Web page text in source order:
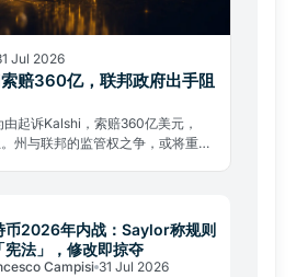
Jul 2026
赔360亿，联邦政府出手阻
起诉Kalshi，索赔360亿美元，
州与联邦的监管权之争，或将重塑
币2026年内战：Saylor称规则
宪法」，修改即掠夺
Campisi 31 Jul 2026